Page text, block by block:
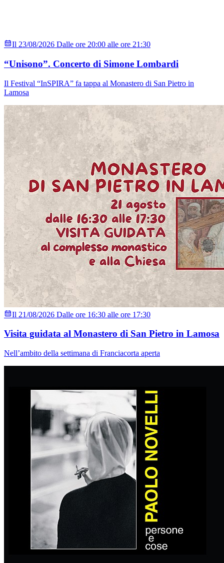
Il 23/08/2026 Dalle ore 20:00 alle ore 21:30
“Unisono”. Concerto di Simone Lombardi
Il Festival “InSPIRA” fa tappa al Monastero di San Pietro in
Lamosa
Il 21/08/2026 Dalle ore 16:30 alle ore 17:30
Visita guidata al Monastero di San Pietro in Lamosa
Nell’ambito della settimana di Franciacorta aperta